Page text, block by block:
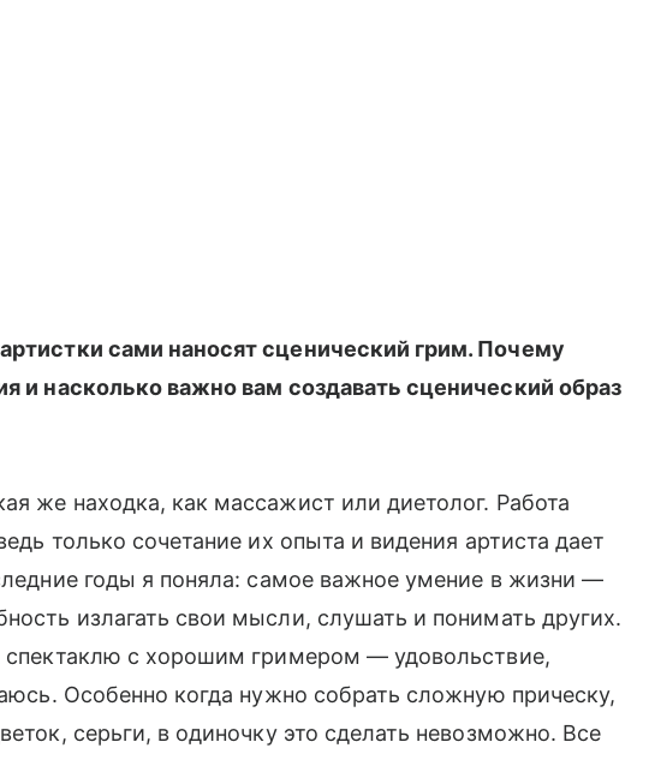
сами наносят сценический грим. Почему
и насколько важно вам создавать сценический образ
же находка, как массажист или диетолог. Работа
только сочетание их опыта и видения артиста дает
годы я поняла: самое важное умение в жизни —
излагать свои мысли, слушать и понимать других.
спектаклю с хорошим гримером — удовольствие,
Особенно когда нужно собрать сложную прическу,
серьги, в одиночку это сделать невозможно. Все